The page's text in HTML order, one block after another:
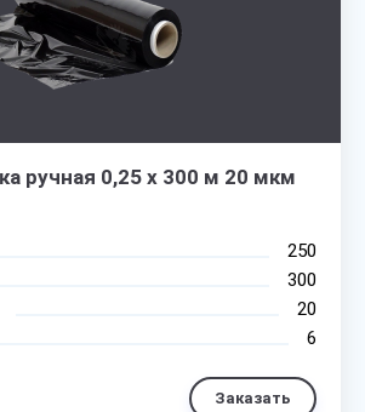
ручная 0,25 х 300 м 20 мкм
250
300
20
6
Заказать